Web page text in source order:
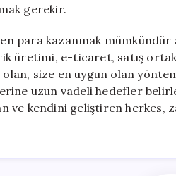
gerekir.
para kazanmak
üretimi, e-ticaret, satış
size en uygun olan
uzun vadeli hedefler
ve kendini geliştiren herkes,